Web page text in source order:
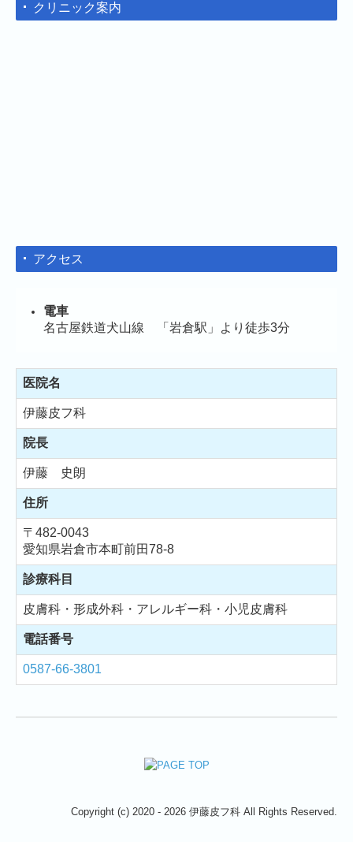
クリニック案内
アクセス
電車
名古屋鉄道犬山線 「岩倉駅」より徒歩3分
医院名
伊藤皮フ科
院長
伊藤 史朗
住所
〒482-0043
愛知県岩倉市本町前田78-8
診療科目
皮膚科・形成外科・アレルギー科・小児皮膚科
電話番号
0587-66-3801
Copyright (c) 2020 - 2026 伊藤皮フ科 All Rights Reserved.